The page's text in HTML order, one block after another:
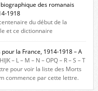
des romanais
1918
du début de la
et ce dictionnaire
romanais Morts pour la
recherche historique est
commémoratives de
lycée Triboulet, […]
la France, 1914-1918 – A
– L – M – N – OPQ – R – S – T
pour voir la liste des Morts
commence par cette lettre.